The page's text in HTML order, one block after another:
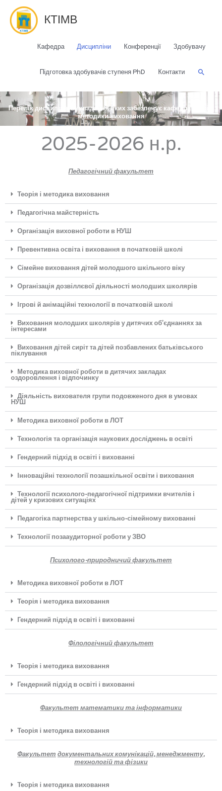
вмісту
КТІМВ
Кафедра Дисципліни Конференції Здобувачу
Підготовка здобувачів ступеня PhD​ Контакти Пошук
Перелік дисциплін, викладання яких забезпечує кафедра теорії і
методики виховання
2025-2026 н.р.
Педагогічний факультет
Теорія і методика виховання
Педагогічна майстерність
Організація виховної роботи в НУШ
Превентивна освіта і виховання в початковій школі
Сімейне виховання дітей молодшого шкільного віку
Організація дозвіллєвої діяльності молодших школярів
Ігрові й анімаційні технології в початковій школі
Виховання молодших школярів у дитячих об’єднаннях за
інтересами
Виховання дітей сиріт та дітей позбавлених батьківського
піклування
Методика виховної роботи в дитячих закладах
оздоровлення і відпочинку
Діяльність вихователя групи подовженого дня в умовах
НУШ
Методика виховної роботи в ЛОТ
Технологія та організація наукових досліджень в освіті
Гендерний підхід в освіті і вихованні
Інноваційні технології позашкільної освіти і виховання
Технології психолого-педагогічної підтримки вчителів і
дітей у кризових ситуаціях
Педагогіка партнерства у шкільно-сімейному вихованні
Технології позааудиторної роботи у ЗВО
Психолого-природничий факультет
Методика виховної роботи в ЛОТ
Теорія і методика виховання
Гендерний підхід в освіті і вихованні
Філологічний факультет
Теорія і методика виховання
Гендерний підхід в освіті і вихованні
Факультет математики та інформатики
Теорія і методика виховання
Факультет документальних комунікацій, менеджменту,
технологій та фізики
Теорія і методика виховання